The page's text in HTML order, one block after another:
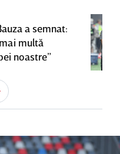
a semnat:
multă
noastre”